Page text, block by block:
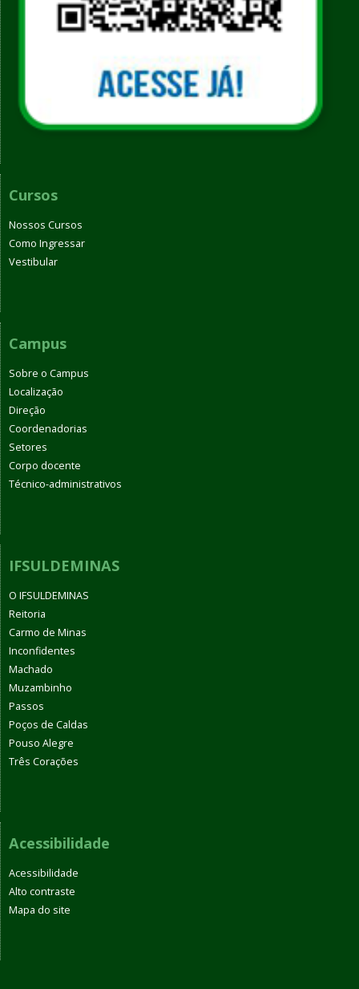
Cursos
Nossos Cursos
Como Ingressar
Vestibular
Campus
Sobre o Campus
Localização
Direção
Coordenadorias
Setores
Corpo docente
Técnico-administrativos
IFSULDEMINAS
O IFSULDEMINAS
Reitoria
Carmo de Minas
Inconfidentes
Machado
Muzambinho
Passos
Poços de Caldas
Pouso Alegre
Três Corações
Acessibilidade
Acessibilidade
Alto contraste
Mapa do site